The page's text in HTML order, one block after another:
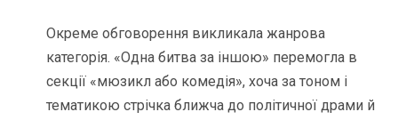
Окреме обговорення викликала жанрова
категорія. «Одна битва за іншою» перемогла в
секції «мюзикл або комедія», хоча за тоном і
тематикою стрічка ближча до політичної драми й